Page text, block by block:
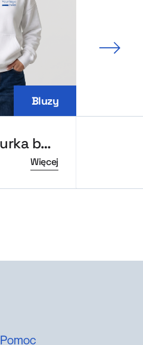
Bluzy
Bluza kangurka boxy MerchUp
Więcej
Pomoc